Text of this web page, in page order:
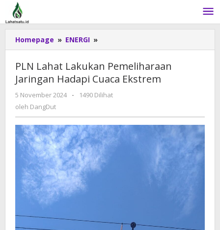
Lewati
konten
Homepage » ENERGI »
Lahat
Pemeliharaan
Jaringan
Hadapi
PLN Lahat Lakukan Pemeliharaan
Jaringan Hadapi Cuaca Ekstrem
5 November 2024
oleh
-
1490 Dilihat
oleh DangDut